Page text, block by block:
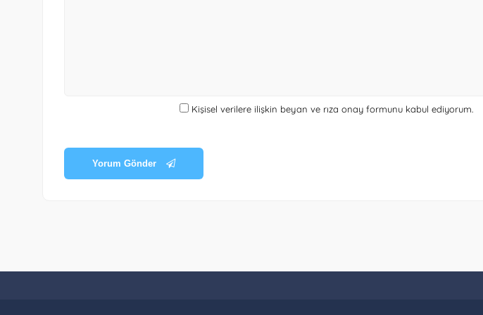
Kişisel verilere ilişkin beyan ve rıza onay formunukabul ediyorum.
Yorum Gönder